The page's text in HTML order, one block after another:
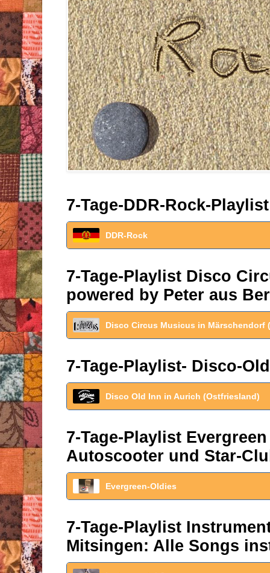
7-Tage-DDR-Rock-
DDR-Rock
7-Tage-Playlist Disco
powered by Peter aus
Disco Circus Musicus in Märschendorf
7-Tage-Playlist- Disco-
Disco Old Inn in Aurich (Ostfriesland)
7-Tage-Playlist
Autoscooter und Star-
Evergreen-Oldies
7-Tage-Playlist
Mitsingen: Alle Songs